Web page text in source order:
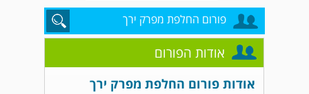
פורום החלפת מפרק ירך
אודות הפורום
אודות פורום החלפת מפרק ירך